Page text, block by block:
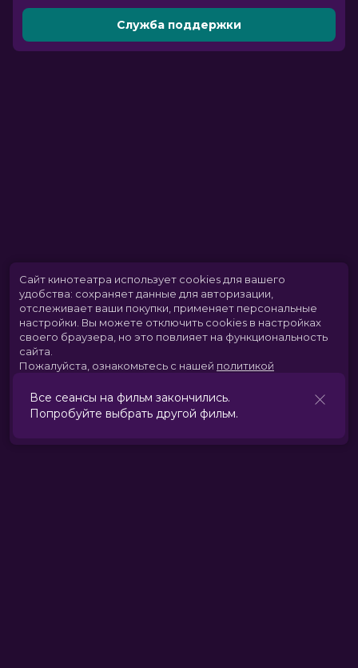
Служба поддержки
Все сеансы на фильм закончились.
Попробуйте выбрать другой фильм.
Сайт кинотеатра использует cookies для вашего
удобства: сохраняет данные для авторизации,
отслеживает ваши покупки, применяет персональные
настройки. Вы можете отключить cookies в настройках
своего браузера, но это повлияет на функциональность
сайта.
Пожалуйста, ознакомьтесь с нашей политикой
Принять